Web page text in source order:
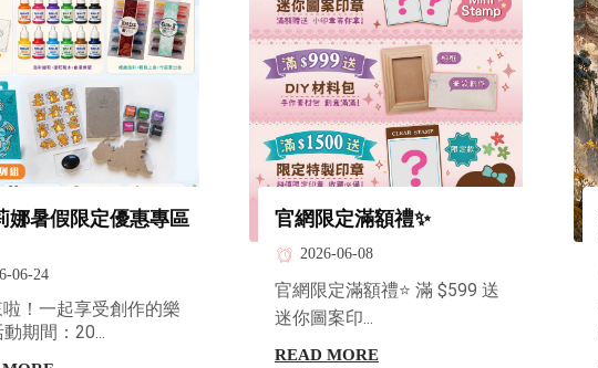
娜暑假限定優惠專區
06-24
！一起享受創作的樂
動期間：20...
官網限定滿額禮✨
2026-06-08
官網限定滿額禮⭐ 滿 $599 送
迷你圖案印...
READ MORE